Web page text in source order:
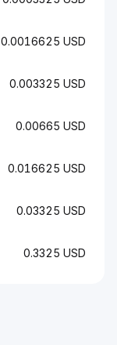
0.0016625 USD
0.003325 USD
0.00665 USD
0.016625 USD
0.03325 USD
0.3325 USD